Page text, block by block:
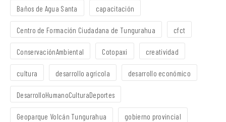
Baños de Agua Santa capacitación
Centro de Formación Ciudadana de Tungurahua cfct
ConservaciónAmbiental Cotopaxi creatividad
cultura desarrollo agrícola desarrollo económico
DesarrolloHumanoCulturaDeportes
Geoparque Volcán Tungurahua gobierno provincial